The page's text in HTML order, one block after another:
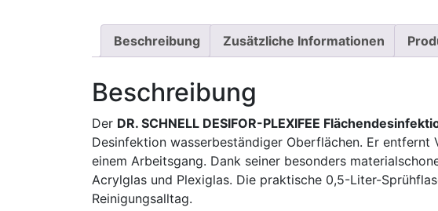
Beschreibung Zusätzliche Informationen
Beschreibung
Der DR. SCHNELL DESIFOR-PLEXIFEE
Desinfektion wasserbeständiger Oberflächen. Er
einem Arbeitsgang. Dank seiner besonders
Acrylglas und Plexiglas. Die praktische 0,5-Liter-
Reinigungsalltag.